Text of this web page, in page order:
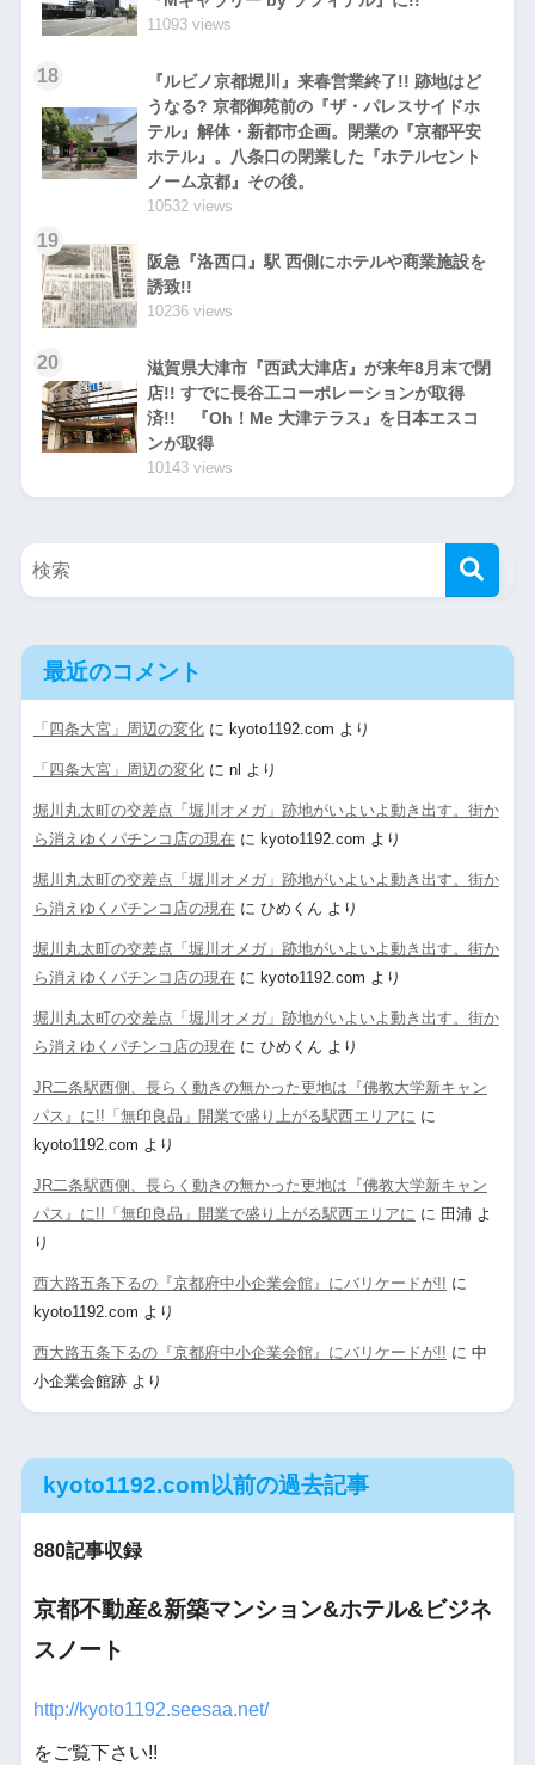
11093 views
18
『ルビノ京都堀川』来春営業終了!! 跡地はど
うなる? 京都御苑前の『ザ・パレスサイドホ
テル』解体・新都市企画。閉業の『京都平安
ホテル』。八条口の閉業した『ホテルセント
ノーム京都』その後。
10532 views
19
阪急『洛西口』駅 西側にホテルや商業施設を
誘致!!
10236 views
20
滋賀県大津市『西武大津店』が来年8月末で閉
店!! すでに長谷工コーポレーションが取得
済!! 『Oh！Me 大津テラス』を日本エスコ
ンが取得
10143 views
最近のコメント
「四条大宮」周辺の変化に kyoto1192.com より
「四条大宮」周辺の変化に nl より
堀川丸太町の交差点「堀川オメガ」跡地がいよいよ動き出す。街か
ら消えゆくパチンコ店の現在 に kyoto1192.com より
堀川丸太町の交差点「堀川オメガ」跡地がいよいよ動き出す。街か
ら消えゆくパチンコ店の現在 に ひめくん より
堀川丸太町の交差点「堀川オメガ」跡地がいよいよ動き出す。街か
ら消えゆくパチンコ店の現在 に kyoto1192.com より
堀川丸太町の交差点「堀川オメガ」跡地がいよいよ動き出す。街か
ら消えゆくパチンコ店の現在 に ひめくん より
JR二条駅西側、長らく動きの無かった更地は『佛教大学新キャン
パス』に!!「無印良品」開業で盛り上がる駅西エリアに に
kyoto1192.com より
JR二条駅西側、長らく動きの無かった更地は『佛教大学新キャン
パス』に!!「無印良品」開業で盛り上がる駅西エリアに に 田浦よ
り
西大路五条下るの『京都府中小企業会館』にバリケードが!! に
kyoto1192.com より
西大路五条下るの『京都府中小企業会館』にバリケードが!! に 中
小企業会館跡より
kyoto1192.com以前の過去記事
880記事収録
京都不動産&新築マンション&ホテル&ビジネ
スノート
http://kyoto1192.seesaa.net/
をご覧下さい!!